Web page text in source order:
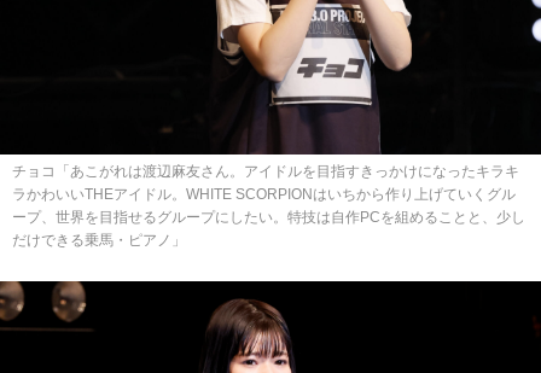
チョコ「あこがれは渡辺麻友さん。アイドルを目指すきっかけになったキラキ
ラかわいいTHEアイドル。WHITE SCORPIONはいちから作り上げていくグル
ープ、世界を目指せるグループにしたい。特技は自作PCを組めることと、少し
だけできる乗馬・ピアノ」